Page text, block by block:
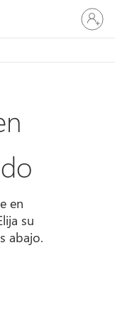
Iniciar
sesión
en
cuenta
en
su
abajo.